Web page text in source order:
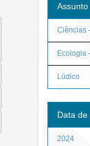
Assunto
Ciências
Ecologia
Lúdico
Data de
2024